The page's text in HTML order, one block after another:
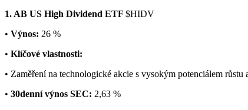
1. AB US High Dividend ETF $HIDV
• Výnos: 26 %
• Klíčové vlastnosti:
• Zaměření na technologické akcie s vysokým potenciálem
• 30denní výnos SEC: 2,63 %